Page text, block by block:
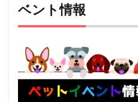
ベント情報